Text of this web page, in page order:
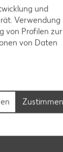
und
Verwendung
von Profilen zur
von Daten
Zustimmen